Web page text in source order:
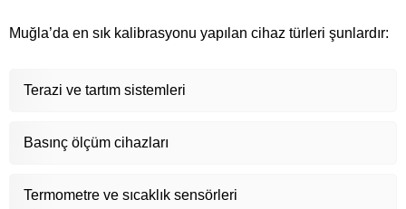
Muğla’da en sık kalibrasyonu yapılan cihaz türleri şunlardır:
Terazi ve tartım sistemleri
Basınç ölçüm cihazları
Termometre ve sıcaklık sensörleri